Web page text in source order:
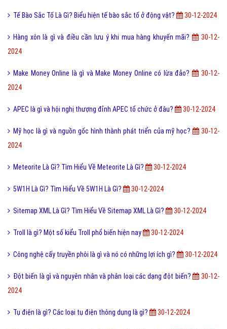
Tế Bào Sắc Tố Là Gì? Biểu hiện tế bào sắc tố ở động vật? 30-12-2024
Hàng xôn là gì và điều cần lưu ý khi mua hàng khuyến mãi?
30-12-
2024
Make Money Online là gì và Make Money Online có lừa đảo?
30-12-
2024
APEC là gì và hội nghị thượng đỉnh APEC tổ chức ở đâu? 30-12-2024
Mỹ học là gì và nguồn gốc hình thành phát triển của mỹ học?
30-12-
2024
Meteorite Là Gì? Tìm Hiểu Về Meteorite Là Gì? 30-12-2024
5W1H Là Gì? Tìm Hiểu Về 5W1H Là Gì? 30-12-2024
Sitemap XML Là Gì? Tìm Hiểu Về Sitemap XML Là Gì? 30-12-2024
Troll là gì? Một số kiểu Troll phổ biến hiện nay 30-12-2024
Công nghệ cấy truyền phôi là gì và nó có những lợi ích gì? 30-12-2024
Đột biến là gì và nguyên nhân và phân loại các dạng đột biến?
30-12-
2024
Tụ điện là gì? Các loại tụ điện thông dụng là gì? 30-12-2024